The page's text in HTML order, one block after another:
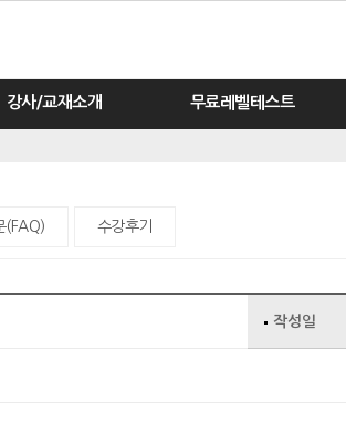
강사/교재소개 무료레벨테스트
(FAQ) 수강후기